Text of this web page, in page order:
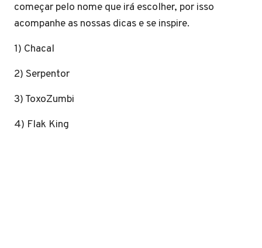
começar pelo nome que irá escolher, por isso
acompanhe as nossas dicas e se inspire.
1) Chacal
2) Serpentor
3) ToxoZumbi
4) Flak King